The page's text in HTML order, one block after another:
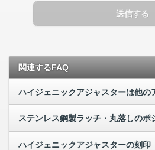
送信する
関連するFAQ
ハイジェニックアジャスターの刻印